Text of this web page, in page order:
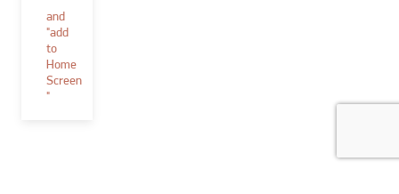
and
"add
to
Home
Screen
"